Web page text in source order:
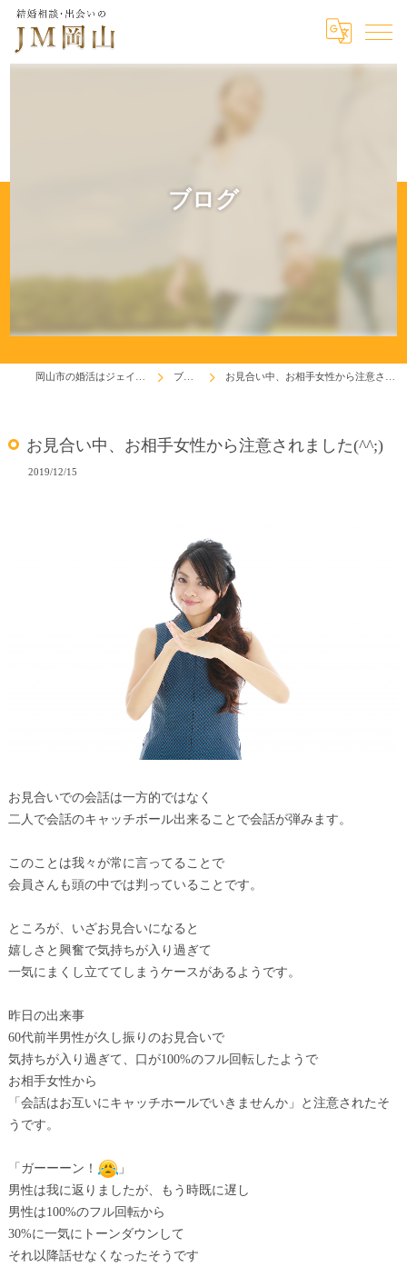
ブログ
ブログ お見合い中、お相手女性から注意されました(^^;)
お見合い中、お相手女性から注意されました(^^;)
2019/12/15
お見合いでの会話は一方的ではなく
二人で会話のキャッチボール出来ることで会話が弾みます。
このことは我々が常に言ってることで
会員さんも頭の中では判っていることです。
ところが、いざお見合いになると
嬉しさと興奮で気持ちが入り過ぎて
一気にまくし立ててしまうケースがあるようです。
昨日の出来事
60代前半男性が久し振りのお見合いで
気持ちが入り過ぎて、口が100%のフル回転したようで
お相手女性から
「会話はお互いにキャッチホールでいきませんか」と注意されたそ
うです。
「ガーーーン！
」
男性は我に返りましたが、もう時既に遅し
男性は100%のフル回転から
30%に一気にトーンダウンして
それ以降話せなくなったそうです